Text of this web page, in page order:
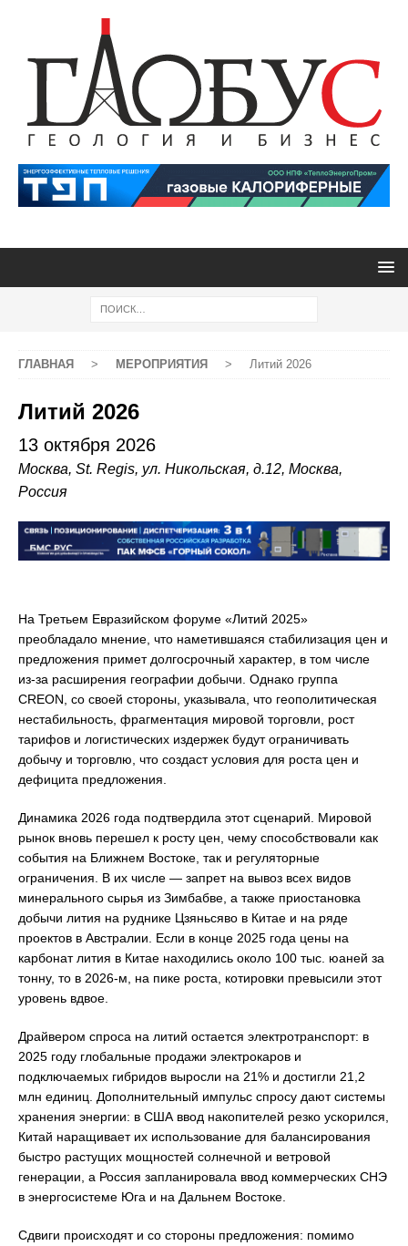
ГЛАВНАЯ > МЕРОПРИЯТИЯ > Литий 2026
Литий 2026
13 октября 2026
Москва, St. Regis, ул. Никольская, д.12, Москва,
Россия
На Третьем Евразийском форуме «Литий 2025»
преобладало мнение, что наметившаяся стабилизация цен и
предложения примет долгосрочный характер, в том числе
из-за расширения географии добычи. Однако группа
CREON, со своей стороны, указывала, что геополитическая
нестабильность, фрагментация мировой торговли, рост
тарифов и логистических издержек будут ограничивать
добычу и торговлю, что создаст условия для роста цен и
дефицита предложения.
Динамика 2026 года подтвердила этот сценарий. Мировой
рынок вновь перешел к росту цен, чему способствовали как
события на Ближнем Востоке, так и регуляторные
ограничения. В их числе — запрет на вывоз всех видов
минерального сырья из Зимбабве, а также приостановка
добычи лития на руднике Цзяньсяво в Китае и на ряде
проектов в Австралии. Если в конце 2025 года цены на
карбонат лития в Китае находились около 100 тыс. юаней за
тонну, то в 2026-м, на пике роста, котировки превысили этот
уровень вдвое.
Драйвером спроса на литий остается электротранспорт: в
2025 году глобальные продажи электрокаров и
подключаемых гибридов выросли на 21% и достигли 21,2
млн единиц. Дополнительный импульс спросу дают системы
хранения энергии: в США ввод накопителей резко ускорился,
Китай наращивает их использование для балансирования
быстро растущих мощностей солнечной и ветровой
генерации, а Россия запланировала ввод коммерческих СНЭ
в энергосистеме Юга и на Дальнем Востоке.
Сдвиги происходят и со стороны предложения: помимо